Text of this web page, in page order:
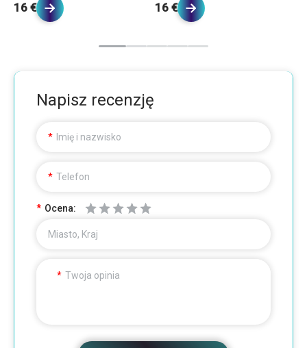
16 € 16 €
Napisz recenzję
Imię i nazwisko
Telefon
Ocena:
Miasto, Kraj
Twoja opinia